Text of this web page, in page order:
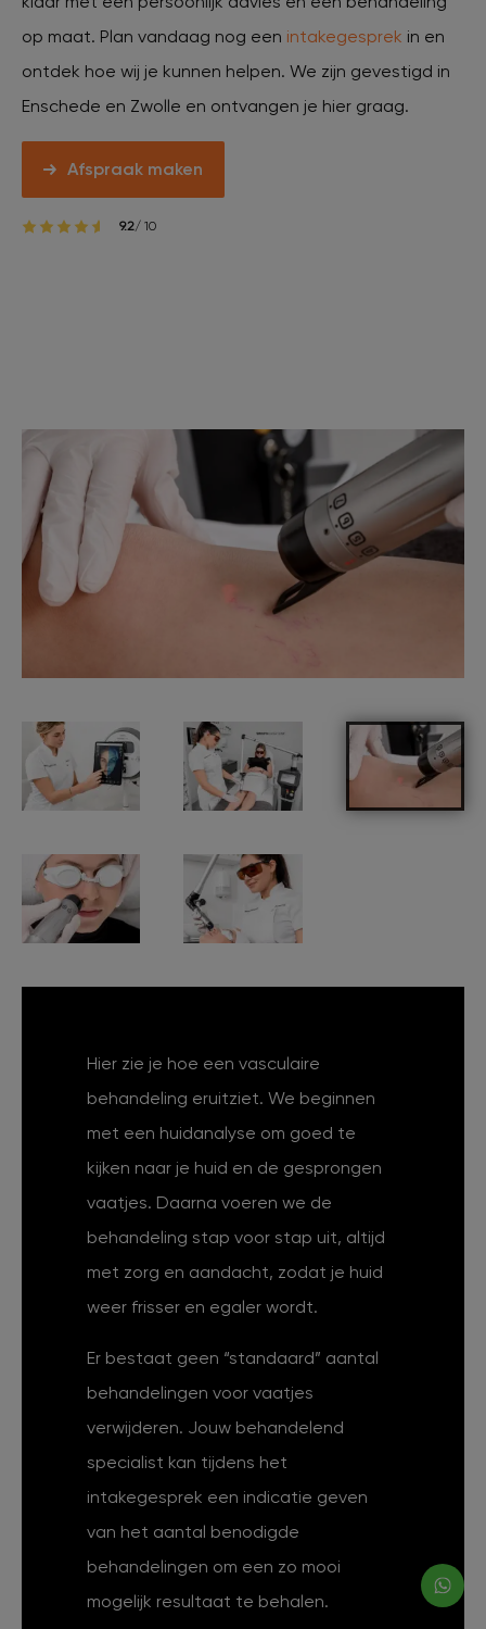
op maat. Plan vandaag nog een intakegesprek in en
ontdek hoe wij je kunnen helpen. We zijn gevestigd in
Enschede en Zwolle en ontvangen je hier graag.
Afspraak maken
9.2/ 10
Hier zie je hoe een vasculaire
behandeling eruitziet. We beginnen
met een huidanalyse om goed te
kijken naar je huid en de gesprongen
vaatjes. Daarna voeren we de
behandeling stap voor stap uit, altijd
met zorg en aandacht, zodat je huid
weer frisser en egaler wordt.
Er bestaat geen “standaard” aantal
behandelingen voor vaatjes
verwijderen. Jouw behandelend
specialist kan tijdens het
intakegesprek een indicatie geven
van het aantal benodigde
behandelingen om een zo mooi
mogelijk resultaat te behalen.